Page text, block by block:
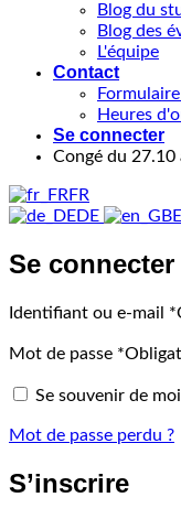
Blog du
Blog des
L'équipe
Contact
Heures
Se connecter
Congé du 27.10
FR
DE
Se connecter
Identifiant ou e-mail *
Mot de passe *
Se souvenir de moi
Mot de passe perdu ?
S’inscrire